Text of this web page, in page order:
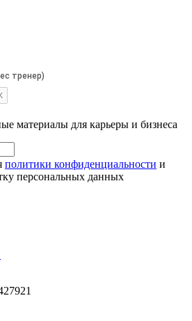
материалы для карьеры и бизнеса
политики конфиденциальности и
персональных данных